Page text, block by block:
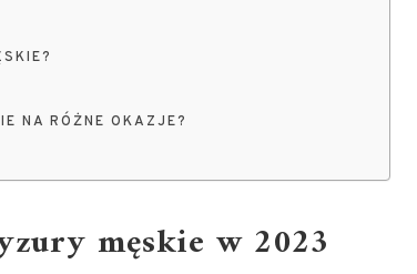
NA RÓŻNE OKAZJE?
męskie w 2023